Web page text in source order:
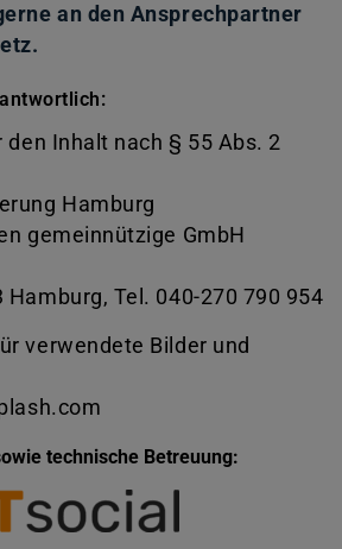
an den Ansprechpartner
Inhalt nach § 55 Abs. 2
Hamburg
gemeinnützige GmbH
Hamburg, Tel. 040-270 790 954
verwendete Bilder und
technische Betreuung: